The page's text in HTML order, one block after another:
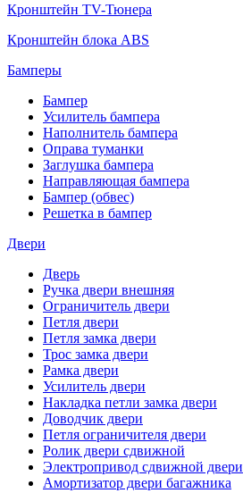
Кронштейн TV-Тюнера
Кронштейн блока ABS
Бамперы
Бампер
Усилитель бампера
Наполнитель бампера
Оправа туманки
Заглушка бампера
Направляющая бампера
Бампер (обвес)
Решетка в бампер
Двери
Дверь
Ручка двери внешняя
Ограничитель двери
Петля двери
Петля замка двери
Трос замка двери
Рамка двери
Усилитель двери
Накладка петли замка двери
Доводчик двери
Петля ограничителя двери
Ролик двери сдвижной
Электропривод сдвижной двери
Амортизатор двери багажника